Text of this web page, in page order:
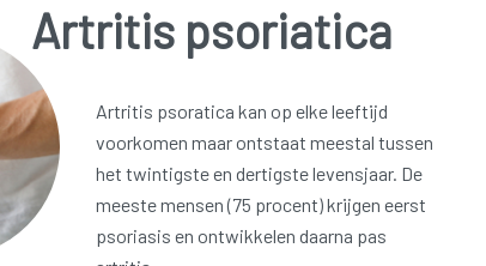
Artritis psoriatica
Artritis psoratica kan op elke leeftijd
voorkomen maar ontstaat meestal tussen
het twintigste en dertigste levensjaar. De
meeste mensen (75 procent) krijgen eerst
psoriasis en ontwikkelen daarna pas